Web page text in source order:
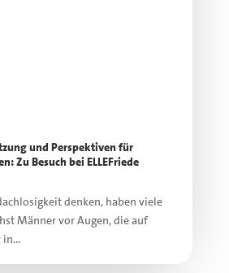
und Perspektiven für
Zu Besuch bei ELLEFriede
denken, haben viele
Männer vor Augen, die auf
in...